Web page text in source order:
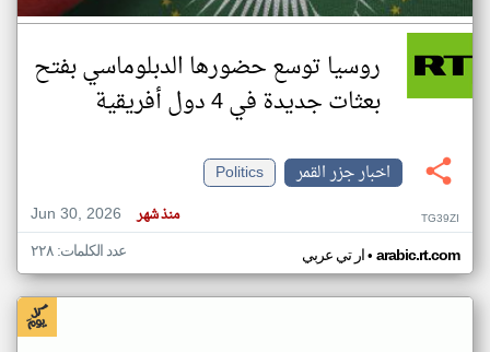
روسيا توسع حضورها الدبلوماسي بفتح
بعثات جديدة في 4 دول أفريقية
اخبار جزر القمر
Politics
Jun 30, 2026
منذ شهر TG39ZI
ار تي عربي• arabic.rt.com عدد الكلمات: ٢٢٨